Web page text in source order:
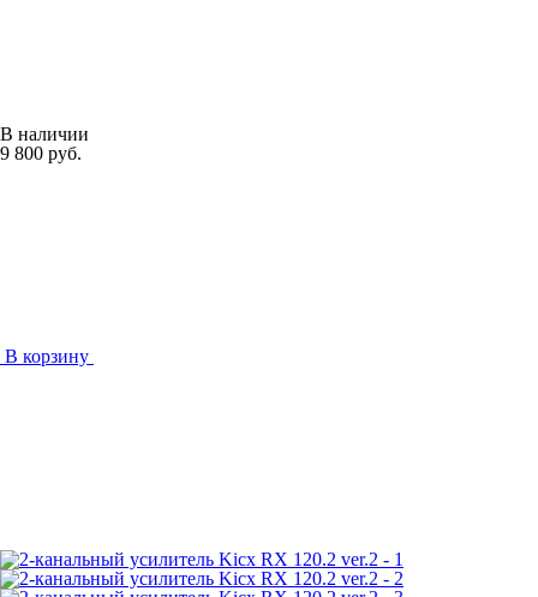
В наличии
9 800 руб.
В корзину